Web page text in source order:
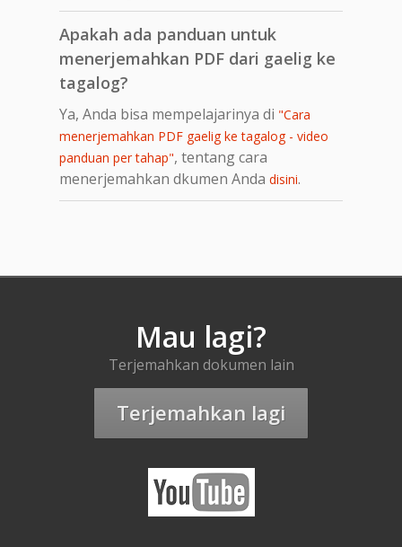
Apakah ada panduan untuk
menerjemahkan PDF dari gaelig ke
tagalog?
Ya, Anda bisa mempelajarinya di "Cara
menerjemahkan PDF gaelig ke tagalog - video
panduan per tahap", tentang cara
menerjemahkan dkumen Anda disini.
Mau lagi?
Terjemahkan dokumen lain
Terjemahkan lagi